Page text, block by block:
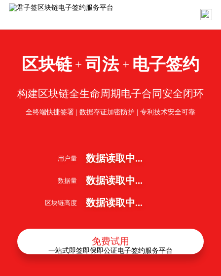
区块链 + 司法 + 电子签约
构建区块链全生命周期电子合同安全闭环
全终端快捷签署 | 数据存证加密防护 | 专利技术安全可靠
用户量 数据读取中...
数据量 数据读取中...
区块链高度 数据读取中...
免费试用
一站式即签即保即公证电子签约服务平台